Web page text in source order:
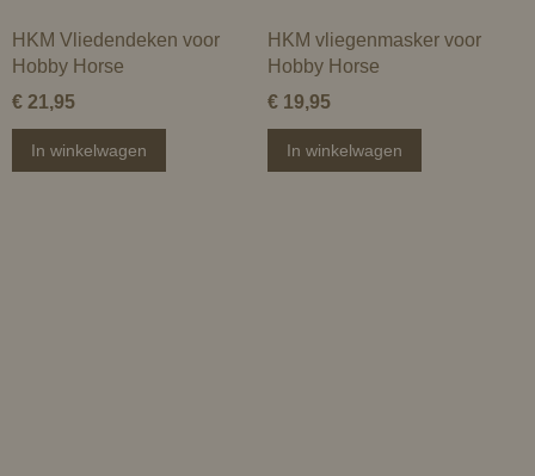
HKM Vliedendeken voor
Hobby Horse
€ 21,95
In winkelwagen
HKM vliegenmasker voor
Hobby Horse
€ 19,95
In winkelwagen